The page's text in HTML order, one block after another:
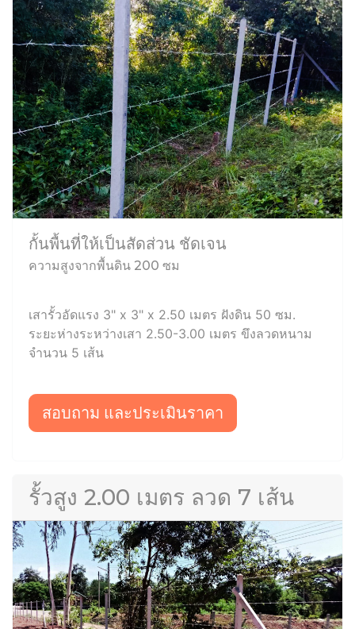
กั้นพื้นที่ให้เป็นสัดส่วน ชัดเจน
ความสูงจากพื้นดิน 200 ซม
เสารั้วอัดแรง 3" x 3" x 2.50 เมตร ฝังดิน 50 ซม.
ระยะห่างระหว่างเสา 2.50-3.00 เมตร ขึงลวดหนาม
จำนวน 5 เส้น
สอบถาม และประเมินราคา
รั้วสูง 2.00 เมตร ลวด 7 เส้น